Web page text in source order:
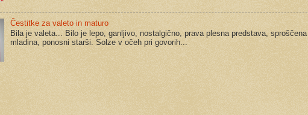
Čestitke za valeto in maturo
Bila je valeta... Bilo je lepo, ganljivo, nostalgično, prava plesna predstava, sproščena
mladina, ponosni starši. Solze v očeh pri govorih...